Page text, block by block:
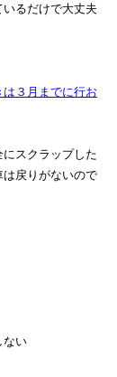
るだけで大丈夫
３月までに行お
スクラップした
戻りがないので
ない